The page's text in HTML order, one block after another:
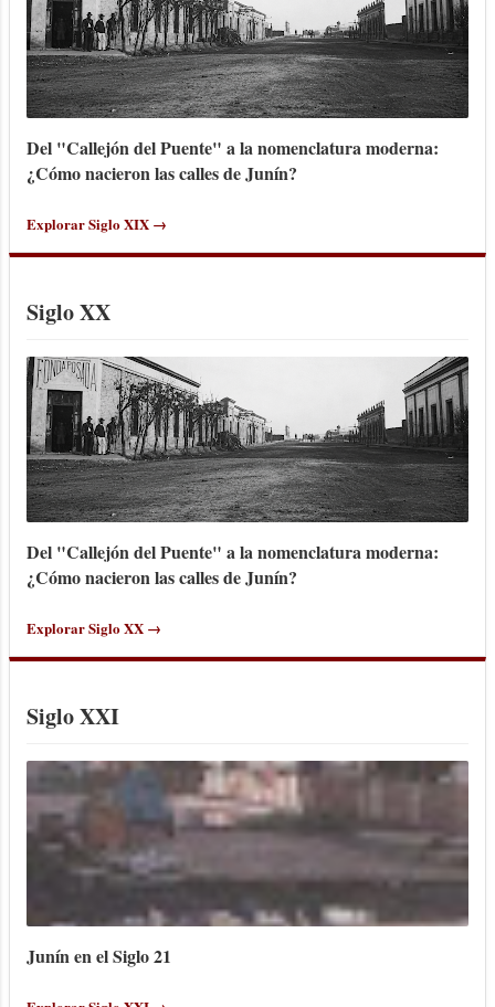
Del "Callejón del Puente" a la nomenclatura moderna:
¿Cómo nacieron las calles de Junín?
Explorar Siglo XIX →
Siglo XX
Del "Callejón del Puente" a la nomenclatura moderna:
¿Cómo nacieron las calles de Junín?
Explorar Siglo XX →
Siglo XXI
Junín en el Siglo 21